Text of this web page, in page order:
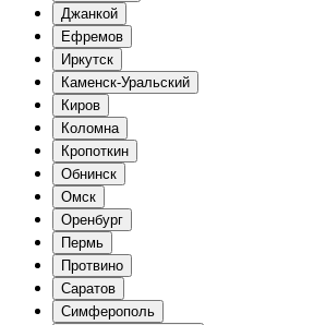
Джанкой
Ефремов
Иркутск
Каменск-Уральский
Киров
Коломна
Кропоткин
Обнинск
Омск
Оренбург
Пермь
Протвино
Саратов
Симферополь